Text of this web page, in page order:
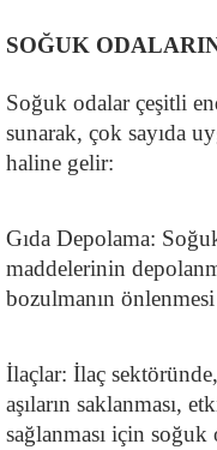
SOĞUK
Soğuk odalar çeşitli
sunarak, çok sayıda
haline gelir:
Gıda Depolama:
maddelerinin
bozulmanın
İlaçlar: İlaç
aşıların saklanması,
sağlanması için soğuk